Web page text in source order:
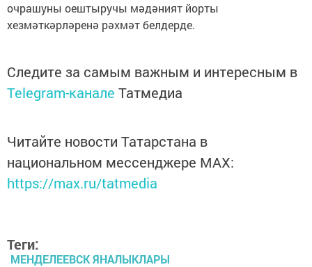
очрашуны оештыручы мәдәният йорты
хезмәткәрләренә рәхмәт белдерде.
Следите за самым важным и интересным в
Telegram-канале Татмедиа
Читайте новости Татарстана в
национальном мессенджере MАХ:
https://max.ru/tatmedia
Теги:
МЕНДЕЛЕЕВСК ЯНАЛЫКЛАРЫ